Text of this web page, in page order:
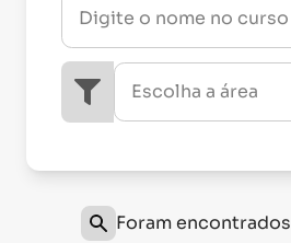
Digite o nome no curso
Escolha a área
Foram encontrados